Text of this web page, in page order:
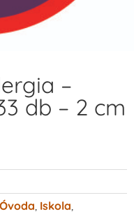
–
db – 2 cm
Óvoda Iskola